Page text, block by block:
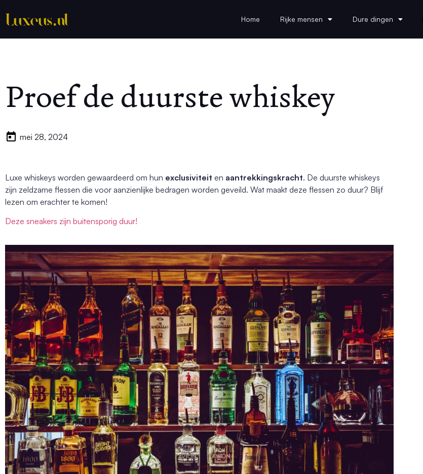
Home Rijke mensen Dure dingen
Proef de duurste whiskey
mei 28, 2024
Luxe whiskeys worden gewaardeerd om hun exclusiviteit en aantrekkingskracht. De duurste whiskeys
zijn zeldzame flessen die voor aanzienlijke bedragen worden geveild. Wat maakt deze flessen zo duur? Blijf
lezen om erachter te komen!
Deze sneakers zijn buitensporig duur!